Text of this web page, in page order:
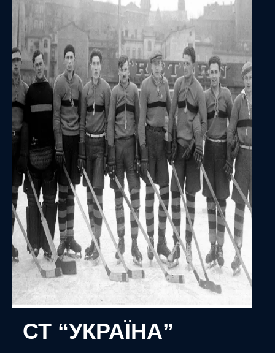
СТ “УКРАЇНА”